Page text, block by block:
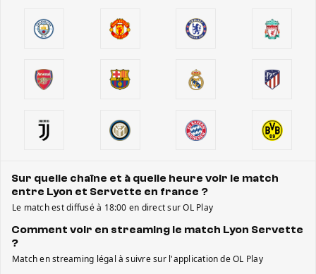
Sur quelle chaîne et à quelle heure voir le match
entre Lyon et Servette en france ?
Le match est diffusé à 18:00 en direct sur OL Play
Comment voir en streaming le match Lyon Servette
?
Match en streaming légal à suivre sur l'application de OL Play